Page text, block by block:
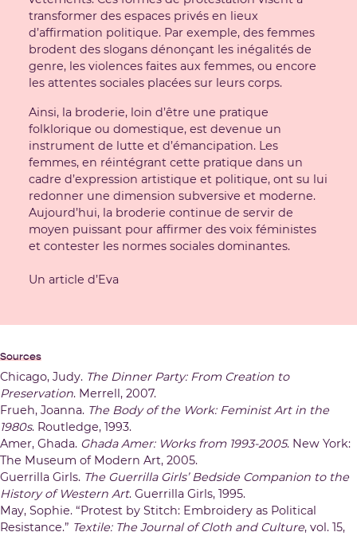
transformer des espaces privés en lieux
d’affirmation politique. Par exemple, des femmes
brodent des slogans dénonçant les inégalités de
genre, les violences faites aux femmes, ou encore
les attentes sociales placées sur leurs corps.
Ainsi, la broderie, loin d’être une pratique
folklorique ou domestique, est devenue un
instrument de lutte et d’émancipation. Les
femmes, en réintégrant cette pratique dans un
cadre d’expression artistique et politique, ont su lui
redonner une dimension subversive et moderne.
Aujourd’hui, la broderie continue de servir de
moyen puissant pour affirmer des voix féministes
et contester les normes sociales dominantes.
Un article d’Eva
Sources
Chicago, Judy. The Dinner Party: From Creation to
Preservation. Merrell, 2007.
Frueh, Joanna. The Body of the Work: Feminist Art in the
1980s. Routledge, 1993.
Amer, Ghada. Ghada Amer: Works from 1993-2005. New York:
The Museum of Modern Art, 2005.
Guerrilla Girls. The Guerrilla Girls’ Bedside Companion to the
History of Western Art. Guerrilla Girls, 1995.
May, Sophie. “Protest by Stitch: Embroidery as Political
Resistance.” Textile: The Journal of Cloth and Culture, vol. 15,